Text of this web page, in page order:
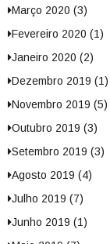
Março 2020 (3)
Fevereiro 2020 (1)
Janeiro 2020 (2)
Dezembro 2019 (1)
Novembro 2019 (5)
Outubro 2019 (3)
Setembro 2019 (3)
Agosto 2019 (4)
Julho 2019 (7)
Junho 2019 (1)